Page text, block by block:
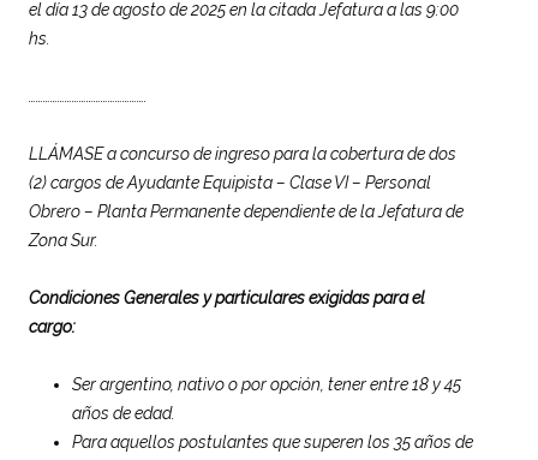
el día 13 de agosto de 2025 en la citada Jefatura a las 9:00
hs.
LLÁMASE a concurso de ingreso para la cobertura de dos
(2) cargos de Ayudante Equipista – Clase VI – Personal
Obrero – Planta Permanente dependiente de la Jefatura de
Zona Sur.
Condiciones Generales y particulares exigidas para el
cargo:
Ser argentino, nativo o por opción, tener entre 18 y 45
años de edad.
Para aquellos postulantes que superen los 35 años de